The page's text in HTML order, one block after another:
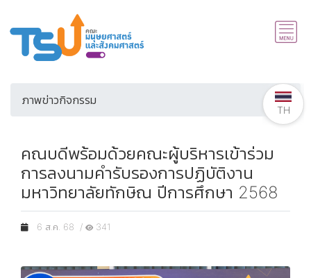
ภาพข่าวกิจกรรม
คณบดีพร้อมด้วยคณะผู้บริหารเข้าร่วม
การลงนามคำรับรองการปฏิบัติงาน
มหาวิทยาลัยทักษิณ ปีการศึกษา 2568
6 ส.ค. 68 / 341
TH